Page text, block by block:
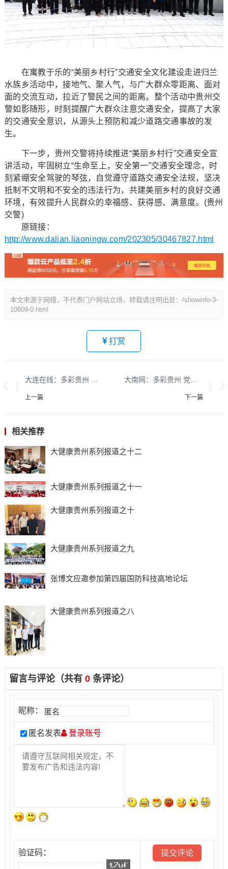
在寓教于乐的“美丽乡村行”交通安全文化建设走进归兰
水族乡活动中，接地气、聚人气，与广大群众零距离、面对
面的交流互动，拉近了警民之间的距离。整个活动中贵州交
警如影随形，时刻提醒广大群众注意交通安全，提高了大家
的交通安全意识，从源头上预防和减少道路交通事故的发
生。
下一步，贵州交警将持续推进“美丽乡村行”交通安全宣
讲活动，牢固树立“生命至上，安全第一”交通安全理念，时
刻紧绷安全驾驶的琴弦，自觉遵守道路交通安全法规，坚决
抵制不文明和不安全的违法行为，共建美丽乡村的良好交通
环境，有效提升人民群众的幸福感、获得感、满意度。(贵州
交警)
原链接：
http://www.dalian.liaoningw.com/202305/30467827.html
本文来源于网络，不代表门户网站立场，转载请注明出处：/showinfo-3-
10809-0.html
打赏
上一篇 下一篇
相关推荐
大健康贵州系列报道之十二
大健康贵州系列报道之十一
大健康贵州系列报道之十
大健康贵州系列报道之九
张博文应邀参加第四届国防科技高地论坛
大健康贵州系列报道之八
留言与评论（共有 0条评论）
昵称：
匿名发表 登录账号
验证码：